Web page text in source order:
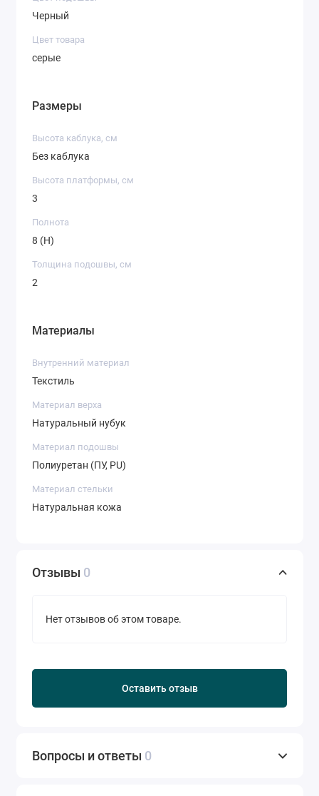
Черный
Цвет товара
серые
Размеры
Высота каблука, см
Без каблука
Высота платформы, см
3
Полнота
8 (H)
Толщина подошвы, см
2
Материалы
Внутренний материал
Текстиль
Материал верха
Натуральный нубук
Материал подошвы
Полиуретан (ПУ, PU)
Материал стельки
Натуральная кожа
Отзывы 0
Нет отзывов об этом товаре.
Оставить отзыв
Вопросы и ответы 0